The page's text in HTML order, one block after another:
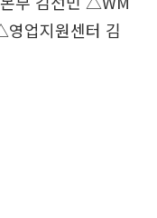
업지원센터 김